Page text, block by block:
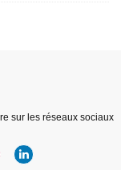
sur les réseaux sociaux